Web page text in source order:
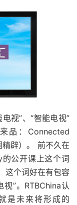
视”、“智能电视”
品：Connected
精辟）。 前不久在
公开课上这个词
这个词好在有包容
视”。RTBChina认
是未来将形成的